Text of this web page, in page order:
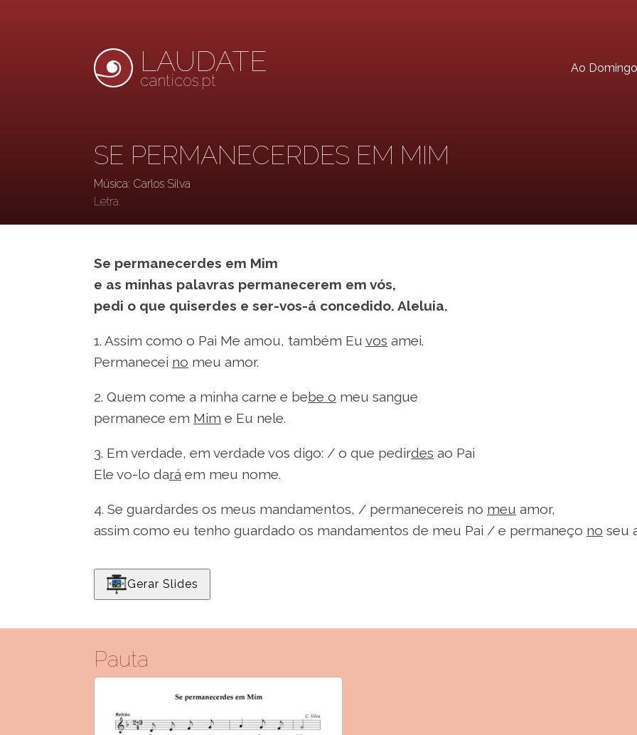
LAUDATE
canticos.pt
Ao Domingo
SE PERMANECERDES EM MIM
Música: Carlos Silva
Letra:
Se permanecerdes em Mim
e as minhas palavras permanecerem em vós,
pedi o que quiserdes e ser-vos-á concedido. Aleluia.
1. Assim como o Pai Me amou, também Eu vos amei.
Permanecei no meu amor.
2. Quem come a minha carne e bebe o meu sangue
permanece em Mim e Eu nele.
3. Em verdade, em verdade vos digo: / o que pedirdes ao Pai
Ele vo-lo dará em meu nome.
4. Se guardardes os meus mandamentos, / permanecereis no meu amor,
assim como eu tenho guardado os mandamentos de meu Pai / e permaneço no seu
Gerar Slides
Pauta